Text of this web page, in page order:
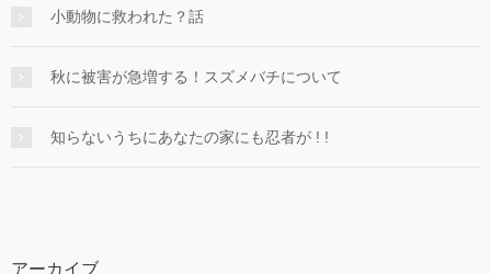
小動物に救われた？話
秋に被害が急増する！スズメバチについて
知らないうちにあなたの家にも忍者が ! !
アーカイブ